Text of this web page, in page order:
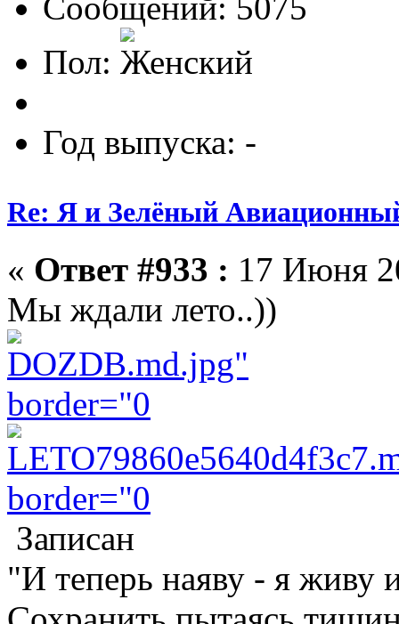
Сообщений: 5075
Пол:
Год выпуска: -
Re: Я и Зелёный
« Ответ #933 : 17 Июня
Мы ждали лето..))
Записан
"И теперь наяву - я живу